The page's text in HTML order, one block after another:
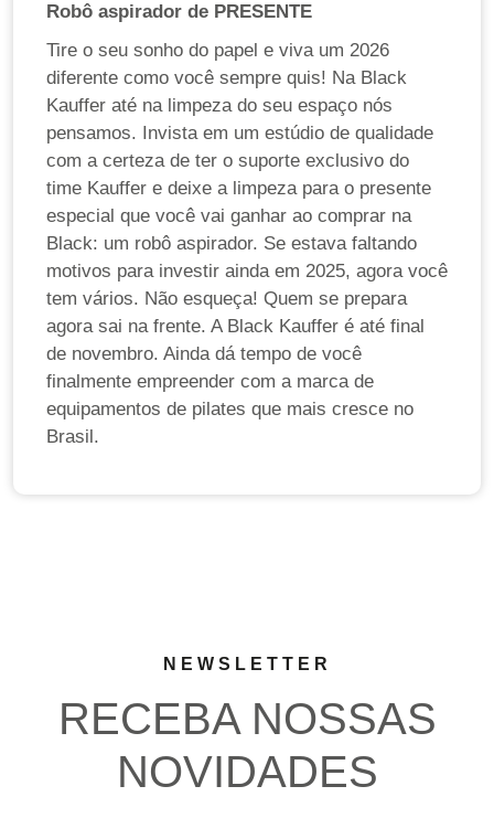
Robô aspirador de PRESENTE
Tire o seu sonho do papel e viva um 2026
diferente como você sempre quis! Na Black
Kauffer até na limpeza do seu espaço nós
pensamos. Invista em um estúdio de qualidade
com a certeza de ter o suporte exclusivo do
time Kauffer e deixe a limpeza para o presente
especial que você vai ganhar ao comprar na
Black: um robô aspirador. Se estava faltando
motivos para investir ainda em 2025, agora você
tem vários. Não esqueça! Quem se prepara
agora sai na frente. A Black Kauffer é até final
de novembro. Ainda dá tempo de você
finalmente empreender com a marca de
equipamentos de pilates que mais cresce no
Brasil.
NEWSLETTER
RECEBA NOSSAS
NOVIDADES